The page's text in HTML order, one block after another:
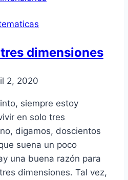
dimensiones
2, 2020
siempre estoy
en solo tres
digamos, doscientos
suena un poco
una buena razón para
dimensiones. Tal vez,